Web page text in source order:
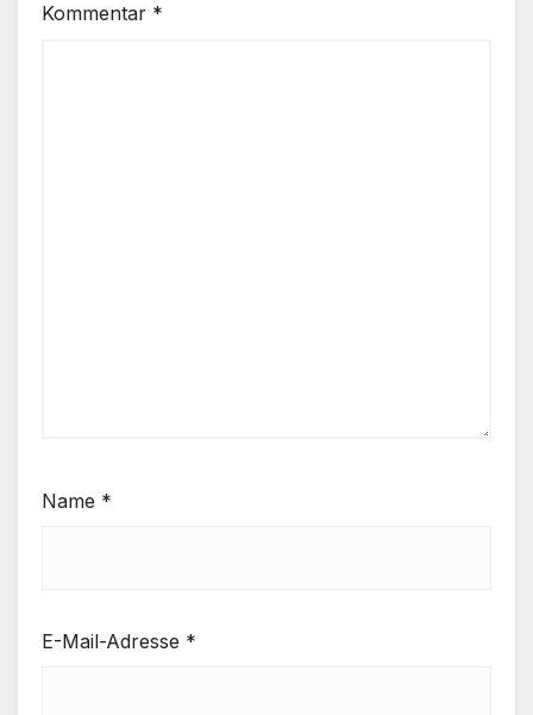
Kommentar *
Name *
E-Mail-Adresse *